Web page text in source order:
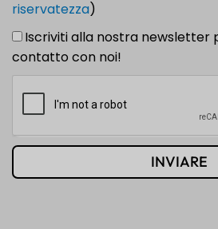
riservatezza)
Iscriviti alla nostra newsletter
contatto con noi!
INVIARE